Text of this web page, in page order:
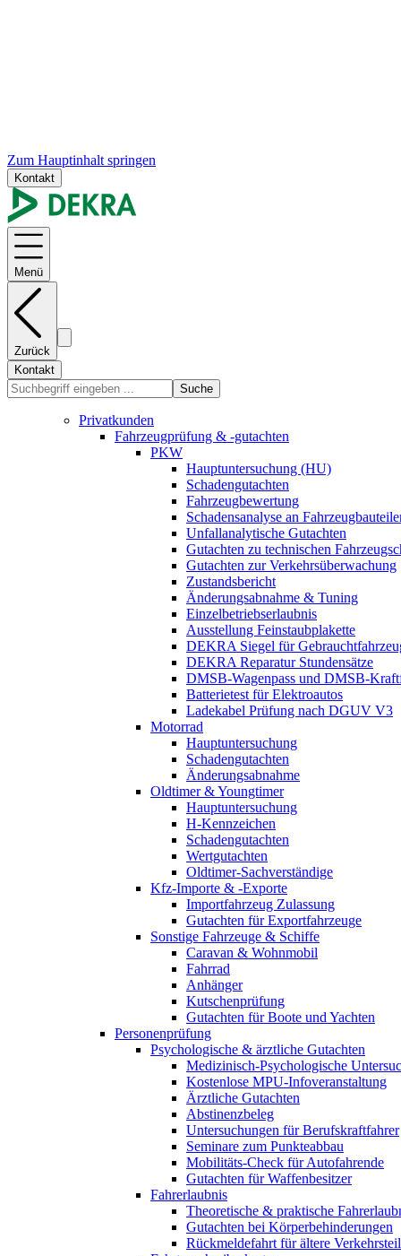
Zum Hauptinhalt springen
Kontakt
Menü
Zurück
Kontakt
Suche
Privatkunden
Fahrzeugprüfung & -gutachten
PKW
Hauptuntersuchung (HU)
Schadengutachten
Fahrzeugbewertung
Schadensanalyse an
Unfallanalytische Gutachten
Gutachten zu technischen
Gutachten zur Verkehrsüberwachung
Zustandsbericht
Änderungsabnahme & Tuning
Einzelbetriebserlaubnis
Ausstellung Feinstaubplakette
DEKRA Siegel für
DEKRA Reparatur Stundensätze
DMSB-Wagenpass und DMSB-
Batterietest für Elektroautos
Ladekabel Prüfung nach DGUV V3
Motorrad
Hauptuntersuchung
Schadengutachten
Änderungsabnahme
Oldtimer & Youngtimer
Hauptuntersuchung
H-Kennzeichen
Schadengutachten
Wertgutachten
Oldtimer-Sachverständige
Kfz-Importe & -Exporte
Importfahrzeug Zulassung
Gutachten für Exportfahrzeuge
Sonstige Fahrzeuge & Schiffe
Caravan & Wohnmobil
Fahrrad
Anhänger
Kutschenprüfung
Gutachten für Boote und Yachten
Personenprüfung
Psychologische & ärztliche Gutachten
Medizinisch-Psychologische
Kostenlose MPU-Infoveranstaltung
Ärztliche Gutachten
Abstinenzbeleg
Untersuchungen für Berufskraftfahrer
Seminare zum Punkteabbau
Mobilitäts-Check für Autofahrende
Gutachten für Waffenbesitzer
Fahrerlaubnis
Theoretische & praktische
Gutachten bei Körperbehinderungen
Rückmeldefahrt für ältere